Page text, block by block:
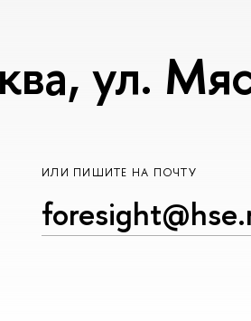
ул.
ИЛИ ПИШИТЕ НА ПОЧТУ